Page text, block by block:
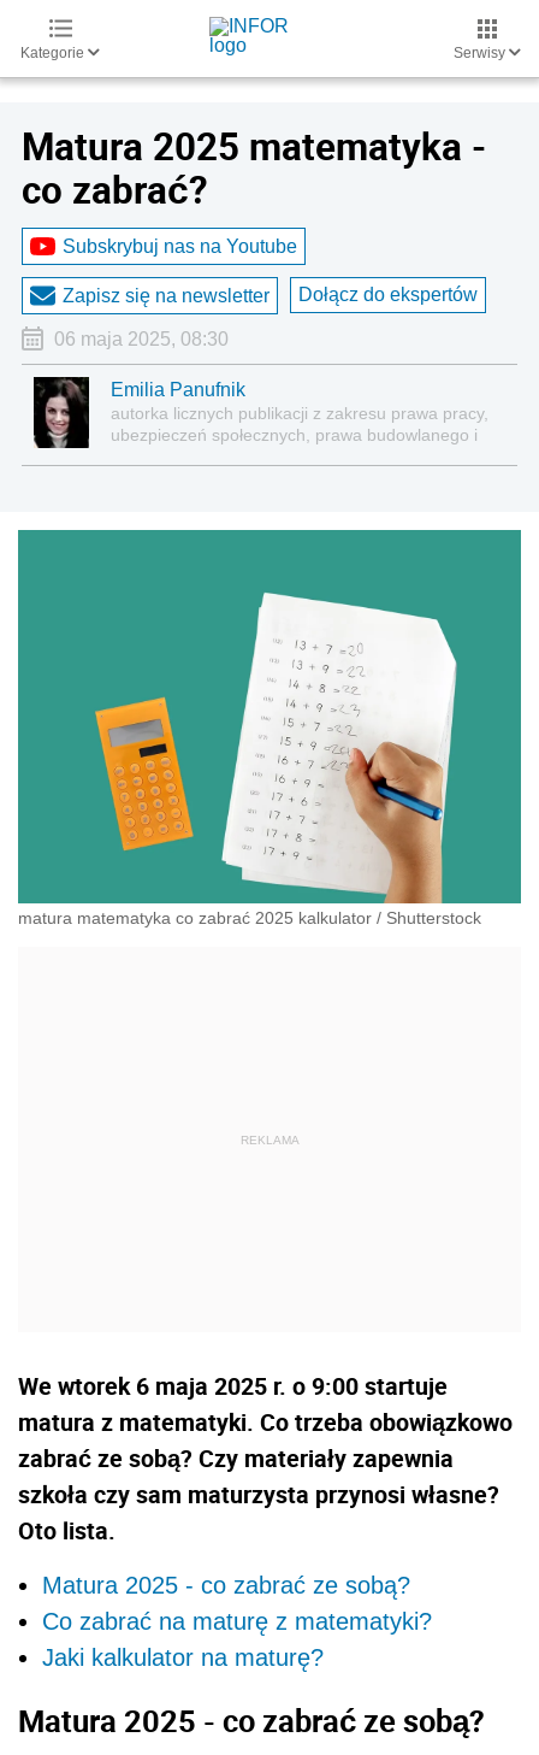
Kategorie Serwisy
Matura 2025 matematyka -
co zabrać?
Subskrybuj nas na Youtube
Zapisz się na newsletter Dołącz do ekspertów
06 maja 2025, 08:30
Emilia Panufnik
autorka licznych publikacji z zakresu prawa pracy,
ubezpieczeń społecznych, prawa budowlanego i
matura matematyka co zabrać 2025 kalkulator / Shutterstock
We wtorek 6 maja 2025 r. o 9:00 startuje
matura z matematyki. Co trzeba obowiązkowo
zabrać ze sobą? Czy materiały zapewnia
szkoła czy sam maturzysta przynosi własne?
Oto lista.
Matura 2025 - co zabrać ze sobą?
Co zabrać na maturę z matematyki?
Jaki kalkulator na maturę?
Matura 2025 - co zabrać ze sobą?